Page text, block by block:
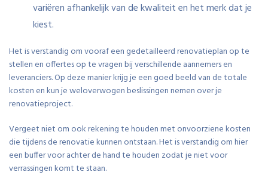
variëren afhankelijk van de kwaliteit en het merk dat je
kiest.
Het is verstandig om vooraf een gedetailleerd renovatieplan op te
stellen en offertes op te vragen bij verschillende aannemers en
leveranciers. Op deze manier krijg je een goed beeld van de totale
kosten en kun je weloverwogen beslissingen nemen over je
renovatieproject.
Vergeet niet om ook rekening te houden met onvoorziene kosten
die tijdens de renovatie kunnen ontstaan. Het is verstandig om hier
een buffer voor achter de hand te houden zodat je niet voor
verrassingen komt te staan.